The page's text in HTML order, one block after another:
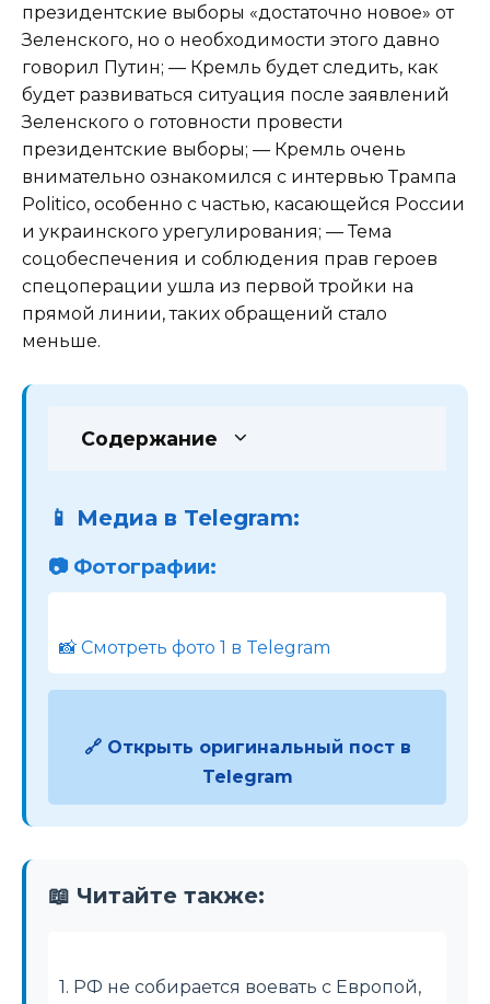
президентские выборы «достаточно новое» от
Зеленского, но о необходимости этого давно
говорил Путин; — Кремль будет следить, как
будет развиваться ситуация после заявлений
Зеленского о готовности провести
президентские выборы; — Кремль очень
внимательно ознакомился с интервью Трампа
Politico, особенно с частью, касающейся России
и украинского урегулирования; — Тема
соцобеспечения и соблюдения прав героев
спецоперации ушла из первой тройки на
прямой линии, таких обращений стало
меньше.
Содержание
📱 Медиа в Telegram:
📷 Фотографии:
📸 Смотреть фото 1 в Telegram
🔗 Открыть оригинальный пост в
Telegram
📖 Читайте также:
1. РФ не собирается воевать с Европой,